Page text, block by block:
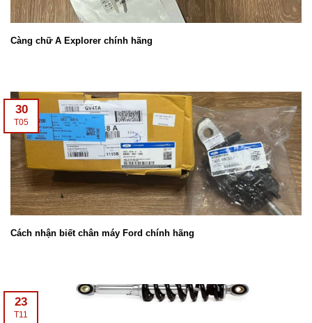
Càng chữ A Explorer chính hãng
30
T05
Cách nhận biết chân máy Ford chính hãng
23
T11